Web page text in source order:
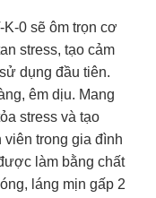
0 sẽ ôm trọn cơ
stress, tạo cảm
dụng đầu tiên.
êm dịu. Mang
stress và tạo
viên trong gia đình
làm bằng chất
láng mịn gấp 2